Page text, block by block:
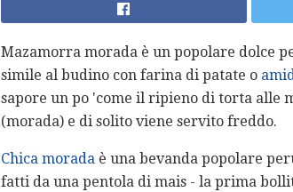
Mazamorra morada è un popolare dolce
simile al budino con farina di patate o
sapore un po 'come il ripieno di torta alle
(morada) e di solito viene servito freddo.
Chica morada è una bevanda popolare
fatti da una pentola di mais - la prima